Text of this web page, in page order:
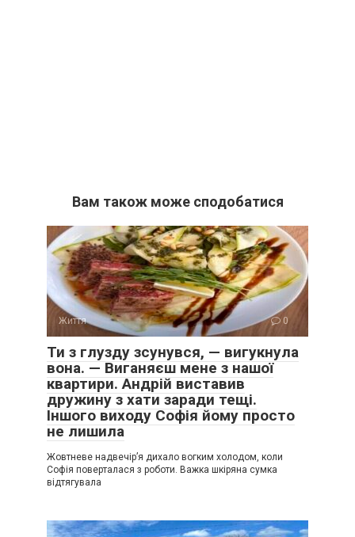
Вам також може сподобатися
Життя 0
Ти з глузду зсунувся, — вигукнула
вона. — Виганяєш мене з нашої
квартири. Андрій виставив
дружину з хати заради тещі.
Іншого виходу Софія йому просто
не лишила
Жовтневе надвечір’я дихало вогким холодом, коли
Софія поверталася з роботи. Важка шкіряна сумка
відтягувала